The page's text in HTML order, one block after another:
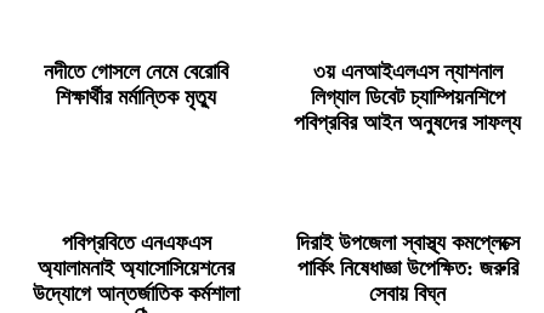
নদীতে গোসলে নেমে বেরোবি
শিক্ষার্থীর মর্মান্তিক মৃত্যু
৩য় এনআইএলএস ন্যাশনাল
লিগ্যাল ডিবেট চ্যাম্পিয়নশিপে
পবিপ্রবির আইন অনুষদের সাফল্য
পবিপ্রবিতে এনএফএস
অ্যালামনাই অ্যাসোসিয়েশনের
উদ্যোগে আন্তর্জাতিক কর্মশালা
দিরাই উপজেলা স্বাস্থ্য কমপ্লেক্সে
পার্কিং নিষেধাজ্ঞা উপেক্ষিত: জরুরি
সেবায় বিঘ্ন